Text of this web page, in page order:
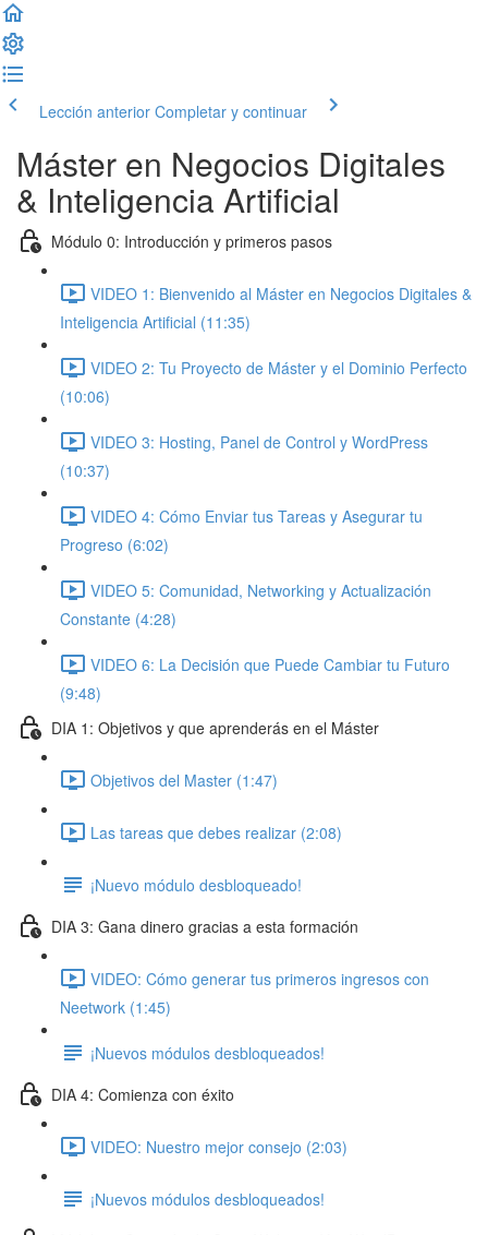
Lección anterior Completar y continuar
Máster en Negocios Digitales
& Inteligencia Artificial
Módulo 0: Introducción y primeros pasos
VIDEO 1: Bienvenido al Máster en Negocios Digitales &
Inteligencia Artificial (11:35)
VIDEO 2: Tu Proyecto de Máster y el Dominio Perfecto
(10:06)
VIDEO 3: Hosting, Panel de Control y WordPress
(10:37)
VIDEO 4: Cómo Enviar tus Tareas y Asegurar tu
Progreso (6:02)
VIDEO 5: Comunidad, Networking y Actualización
Constante (4:28)
VIDEO 6: La Decisión que Puede Cambiar tu Futuro
(9:48)
DIA 1: Objetivos y que aprenderás en el Máster
Objetivos del Master (1:47)
Las tareas que debes realizar (2:08)
¡Nuevo módulo desbloqueado!
DIA 3: Gana dinero gracias a esta formación
VIDEO: Cómo generar tus primeros ingresos con
Neetwork (1:45)
¡Nuevos módulos desbloqueados!
DIA 4: Comienza con éxito
VIDEO: Nuestro mejor consejo (2:03)
¡Nuevos módulos desbloqueados!